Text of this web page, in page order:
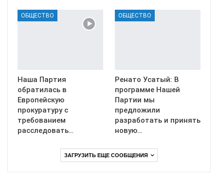
ОБЩЕСТВО
Наша Партия
обратилась в
Европейскую
прокуратуру с
требованием
расследовать…
ОБЩЕСТВО
Ренато Усатый: В
программе Нашей
Партии мы
предложили
разработать и принять
новую…
ЗАГРУЗИТЬ ЕЩЕ СООБЩЕНИЯ